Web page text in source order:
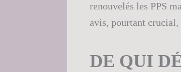
renouvelés les PPS
avis, pourtant crucial,
DE QUI